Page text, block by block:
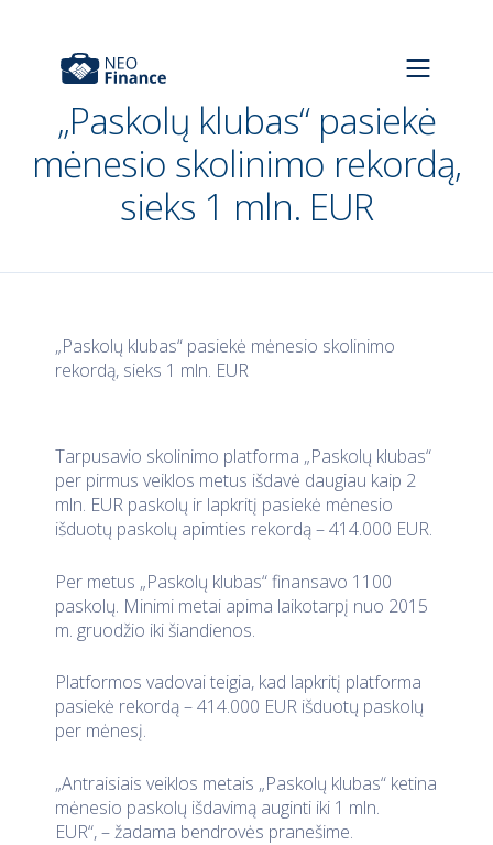
„Paskolų klubas“ pasiekė
mėnesio skolinimo rekordą,
sieks 1 mln. EUR
„Paskolų klubas“ pasiekė mėnesio skolinimo
rekordą, sieks 1 mln. EUR
Tarpusavio skolinimo platforma „Paskolų klubas“
per pirmus veiklos metus išdavė daugiau kaip 2
mln. EUR paskolų ir lapkritį pasiekė mėnesio
išduotų paskolų apimties rekordą – 414.000 EUR.
Per metus „Paskolų klubas“ finansavo 1100
paskolų. Minimi metai apima laikotarpį nuo 2015
m. gruodžio iki šiandienos.
Platformos vadovai teigia, kad lapkritį platforma
pasiekė rekordą – 414.000 EUR išduotų paskolų
per mėnesį.
„Antraisiais veiklos metais „Paskolų klubas“ ketina
mėnesio paskolų išdavimą auginti iki 1 mln.
EUR“, – žadama bendrovės pranešime.